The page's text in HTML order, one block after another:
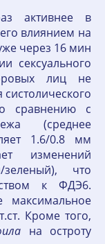
активнее в
влиянием на
через 16 мин
сексуального
лиц не
сравнению с
(среднее
1.6/0.8 мм
изменений
зеленый), что
к ФДЭ6.
максимальное
Кроме того,
на остроту